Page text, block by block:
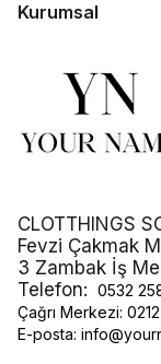
Kurumsal
CLOTTHINGS
Fevzi Çakmak
3 Zambak İş
Telefon: 0532
Çağrı Merkezi:
E-posta: